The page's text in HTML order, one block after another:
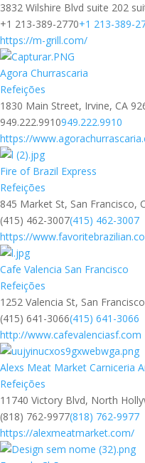
3832 Wilshire Blvd suite 202
+1 213-389-2770+1 213-389-
https://m-grill.com/
Agora Churrascaria
Refeições
1830 Main Street, Irvine, CA
949.222.9910949.222.9910
https://
Fire of Brazil Express
Refeições
845 Market St, San Francisco,
(415) 462-3007(415) 462-3007
https://
Cafe Valencia San Francisco
Refeições
1252 Valencia St, San
(415) 641-3066(415) 641-3066
http://www.cafevalenciasf.com
Alexs Meat Market Carniceria
Refeições
11740 Victory Blvd, North
(818) 762-9977(818) 762-9977
https://alexmeatmarket.com/